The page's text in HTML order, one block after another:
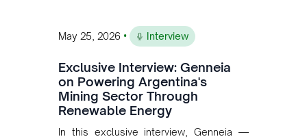
May 25, 2026 • Interview
Exclusive Interview: Genneia
on Powering Argentina's
Mining Sector Through
Renewable Energy
In this exclusive interview, Genneia —